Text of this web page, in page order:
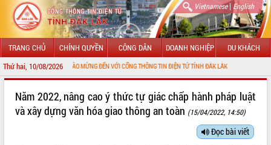
Vietnamese| English
TRANG CHỦ CHÍNH QUYỀN CÔNG DÂN DOANH NGHIỆP DU KHÁCH
Thứ hai, 10/08/2026
CHÀO MỪNG ĐẾN VỚI CỔNG THÔNG TIN ĐIỆN TỬ TỈNH ĐẮK LẮK
LÃNH ĐẠO UBND TỈNH
Năm 2022, nâng cao ý thức tự giác chấp hành pháp luật
và xây dựng văn hóa giao thông an toàn (15/04/2022, 14:50)
Đọc bài viết